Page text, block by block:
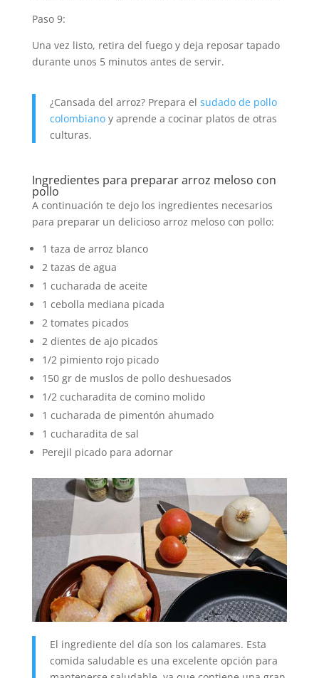
Paso 9:
Una vez listo, retira del fuego y deja reposar tapado
durante unos 5 minutos antes de servir.
¿Cansada del arroz? Prepara el sudado de pollo
colombianoy aprende a cocinar platos de otras
culturas.
Ingredientes para preparar arroz meloso con
pollo
A continuación te dejo los ingredientes necesarios
para preparar un delicioso arroz meloso con pollo:
1 taza de arroz blanco
2 tazas de agua
1 cucharada de aceite
1 cebolla mediana picada
2 tomates picados
2 dientes de ajo picados
1/2 pimiento rojo picado
150 gr de muslos de pollo deshuesados
1/2 cucharadita de comino molido
1 cucharada de pimentón ahumado
1 cucharadita de sal
Perejil picado para adornar
El ingrediente del día son los calamares. Esta
comida saludable es una excelente opción para